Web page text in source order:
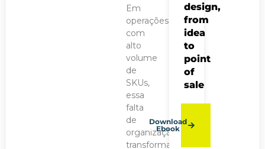
Em
operações
com
alto
volume
de
SKUs,
essa
falta
de
organização
transforma
design,
from
idea
to
point
of
sale
Download
Ebook